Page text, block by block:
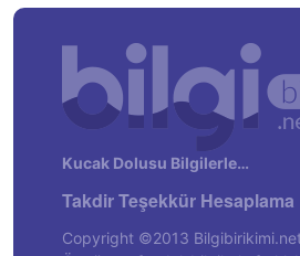
Kucak Dolusu Bilgilerle…
Takdir Teşekkür Hesaplama
Copyright ©2013 Bilgibirikimi.net